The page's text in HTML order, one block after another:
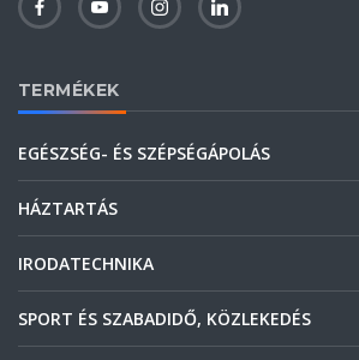
TERMÉKEK
EGÉSZSÉG- ÉS SZÉPSÉGÁPOLÁS
HÁZTARTÁS
IRODATECHNIKA
SPORT ÉS SZABADIDŐ, KÖZLEKEDÉS